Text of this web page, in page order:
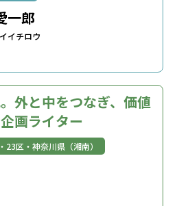
一郎
イチロウ
外と中をつなぎ、価値
画ライター
23区・神奈川県（湘南）